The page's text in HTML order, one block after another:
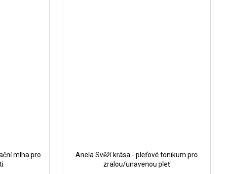
mlha pro
Anela Svěží krása - pleťové tonikum pro
zralou/unavenou pleť